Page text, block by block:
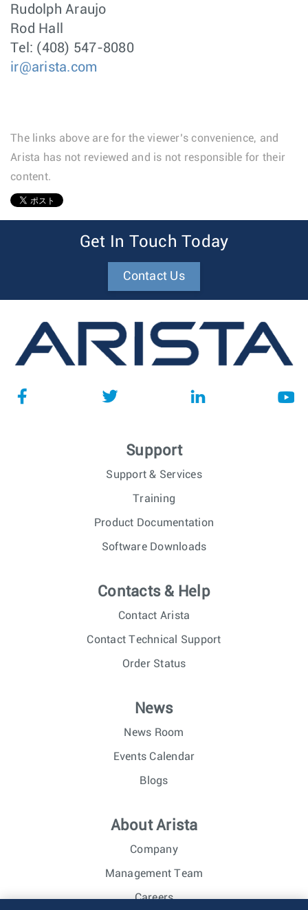
Rudolph Araujo
Rod Hall
Tel: (408) 547-8080
ir@arista.com
The links above are for the viewer’s convenience, and
Arista has not reviewed and is not responsible for their
content.
Get In Touch Today
Contact Us
Support
Support & Services
Training
Product Documentation
Software Downloads
Contacts & Help
Contact Arista
Contact Technical Support
Order Status
News
News Room
Events Calendar
Blogs
About Arista
Company
Management Team
Careers